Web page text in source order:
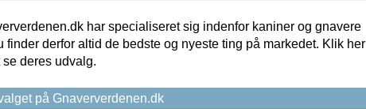
har specialiseret sig indenfor kaniner og gnavere
finder derfor altid de bedste og nyeste ting på markedet. Klik her
se deres udvalg.
på Gnaververdenen.dk